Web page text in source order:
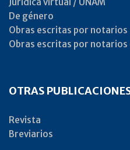
De género
Obras escritas por notarios
Obras escritas por notarios
OTRAS
Revista
Breviarios